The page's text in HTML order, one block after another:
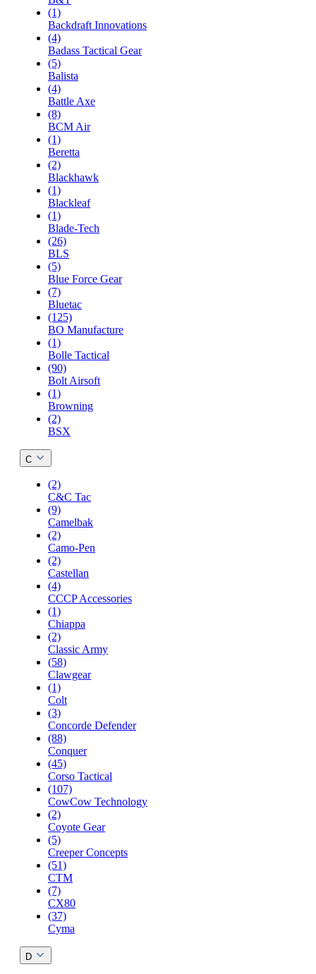
(1)
Backdraft Innovations
(4)
Badass Tactical Gear
(5)
Balista
(4)
Battle Axe
(8)
BCM Air
(1)
Beretta
(2)
Blackhawk
(1)
Blackleaf
(1)
Blade-Tech
(26)
BLS
(5)
Blue Force Gear
(7)
Bluetac
(125)
BO Manufacture
(1)
Bolle Tactical
(90)
Bolt Airsoft
(1)
Browning
(2)
BSX
C
(2)
C&C Tac
(9)
Camelbak
(2)
Camo-Pen
(2)
Castellan
(4)
CCCP Accessories
(1)
Chiappa
(2)
Classic Army
(58)
Clawgear
(1)
Colt
(3)
Concorde Defender
(88)
Conquer
(45)
Corso Tactical
(107)
CowCow Technology
(2)
Coyote Gear
(5)
Creeper Concepts
(51)
CTM
(7)
CX80
(37)
Cyma
D